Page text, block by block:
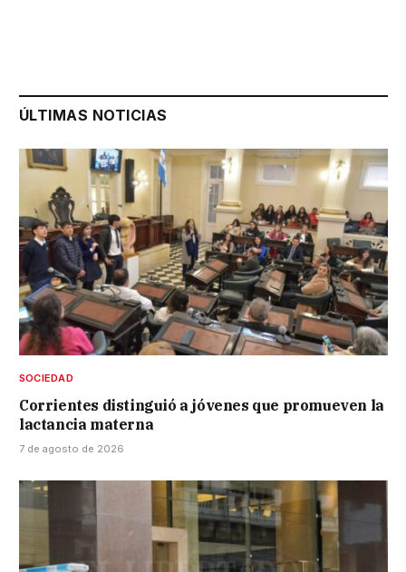
ÚLTIMAS NOTICIAS
SOCIEDAD
Corrientes distinguió a jóvenes que promueven la
lactancia materna
7 de agosto de 2026